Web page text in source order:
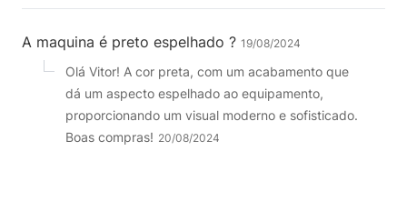
A maquina é preto espelhado ? 19/08/2024
Olá Vitor! A cor preta, com um acabamento que
dá um aspecto espelhado ao equipamento,
proporcionando um visual moderno e sofisticado.
Boas compras! 20/08/2024